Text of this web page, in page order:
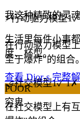
⚡行动驱力模型1✓
在行动驱力模型
至于爆炸"的组合。
🤝社交模型1✓1✗
在社交模型上有
我这种精致的灵
生活里每件小事
度、杯型。
查看 Dior-s 完整
POOR
穷鬼